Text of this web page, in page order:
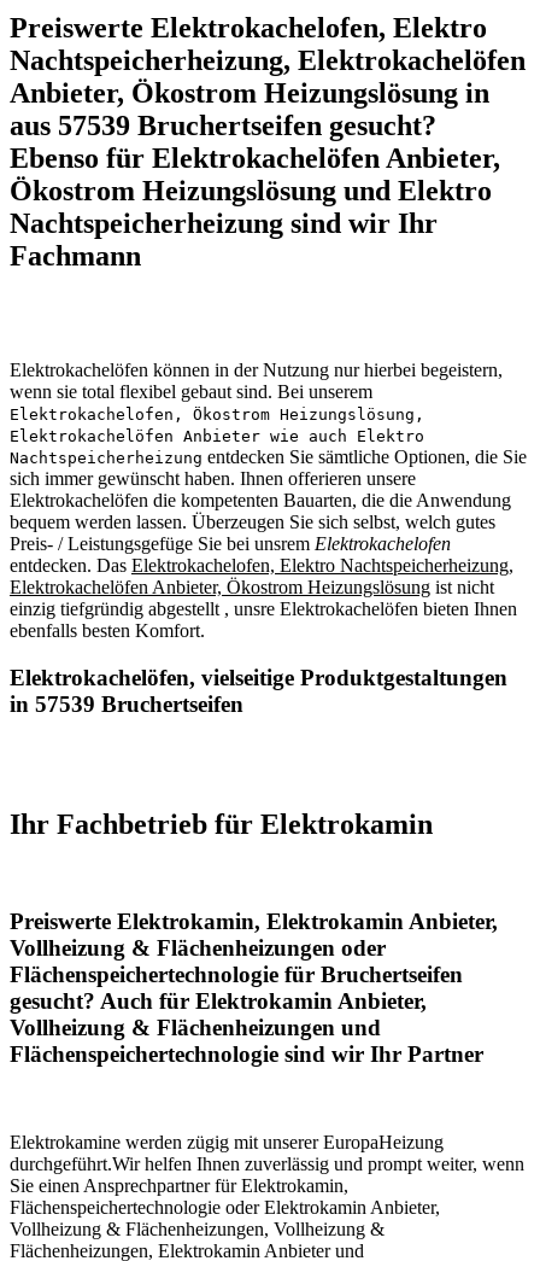
Preiswerte Elektrokachelofen, Elektro
Nachtspeicherheizung, Elektrokachelöfen
Anbieter, Ökostrom Heizungslösung in
aus 57539 Bruchertseifen gesucht?
Ebenso für Elektrokachelöfen Anbieter,
Ökostrom Heizungslösung und Elektro
Nachtspeicherheizung sind wir Ihr
Fachmann
Elektrokachelöfen können in der Nutzung nur hierbei begeistern,
wenn sie total flexibel gebaut sind. Bei unserem
Elektrokachelofen, Ökostrom Heizungslösung,
Elektrokachelöfen Anbieter wie auch Elektro
Nachtspeicherheizung entdecken Sie sämtliche Optionen, die Sie
sich immer gewünscht haben. Ihnen offerieren unsere
Elektrokachelöfen die kompetenten Bauarten, die die Anwendung
bequem werden lassen. Überzeugen Sie sich selbst, welch gutes
Preis- / Leistungsgefüge Sie bei unsrem Elektrokachelofen
entdecken. Das Elektrokachelofen, Elektro Nachtspeicherheizung,
Elektrokachelöfen Anbieter, Ökostrom Heizungslösung ist nicht
einzig tiefgründig abgestellt , unsre Elektrokachelöfen bieten Ihnen
ebenfalls besten Komfort.
Elektrokachelöfen, vielseitige Produktgestaltungen
in 57539 Bruchertseifen
Ihr Fachbetrieb für Elektrokamin
Preiswerte Elektrokamin, Elektrokamin Anbieter,
Vollheizung & Flächenheizungen oder
Flächenspeichertechnologie für Bruchertseifen
gesucht? Auch für Elektrokamin Anbieter,
Vollheizung & Flächenheizungen und
Flächenspeichertechnologie sind wir Ihr Partner
Elektrokamine werden zügig mit unserer EuropaHeizung
durchgeführt.Wir helfen Ihnen zuverlässig und prompt weiter, wenn
Sie einen Ansprechpartner für Elektrokamin,
Flächenspeichertechnologie oder Elektrokamin Anbieter,
Vollheizung & Flächenheizungen, Vollheizung &
Flächenheizungen, Elektrokamin Anbieter und